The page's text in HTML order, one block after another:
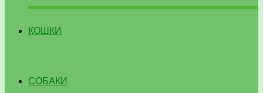
КОШКИ
СОБАКИ